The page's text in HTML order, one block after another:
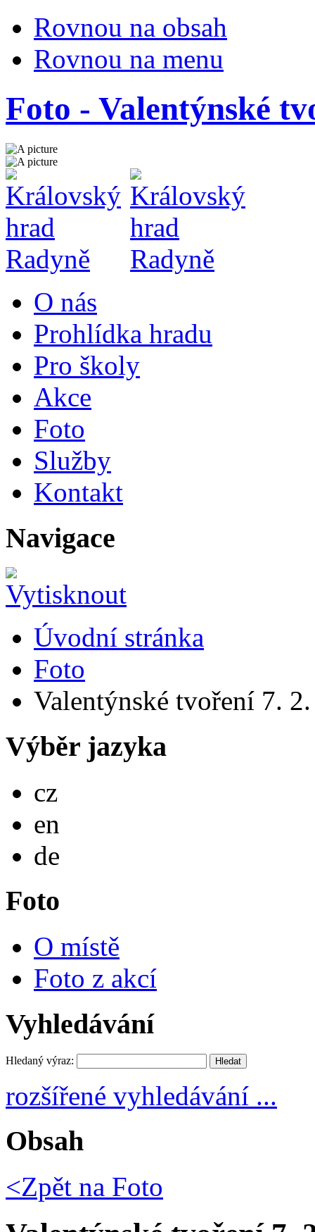
Rovnou na obsah
Rovnou na menu
Foto - Valentýnské
O nás
Prohlídka hradu
Pro školy
Akce
Foto
Služby
Kontakt
Navigace
Úvodní stránka
Foto
Valentýnské tvoření 7.
Výběr jazyka
cz
en
de
Foto
O místě
Foto z akcí
Vyhledávání
Hledaný výraz:
rozšířené vyhledávání ...
Obsah
<Zpět na Foto